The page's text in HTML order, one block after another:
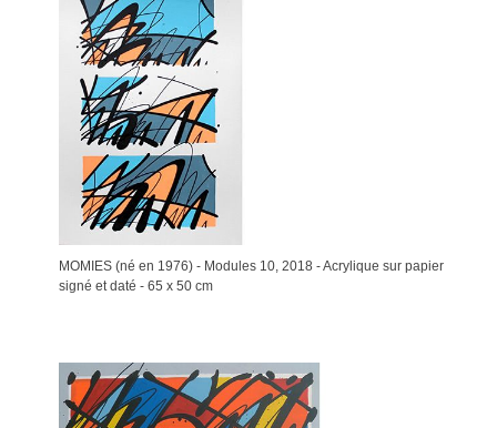
MOMIES (né en 1976) - Modules 10, 2018 - Acrylique sur papier
signé et daté - 65 x 50 cm